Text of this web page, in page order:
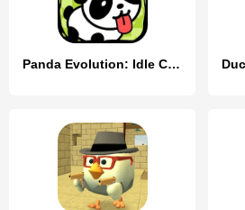
Panda Evolution: Idle Clicker